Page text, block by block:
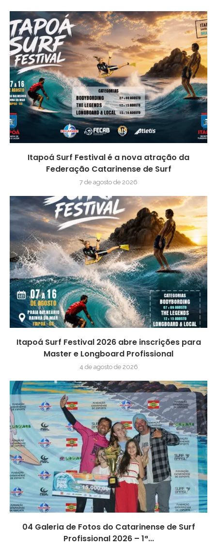
Itapoá Surf Festival é a nova atração da
Federação Catarinense de Surf
7 de agosto de 2026
Itapoá Surf Festival 2026 abre inscrições para
Master e Longboard Profissional
4 de agosto de 2026
04 Galeria de Fotos do Catarinense de Surf
Profissional 2026 – 1ª...